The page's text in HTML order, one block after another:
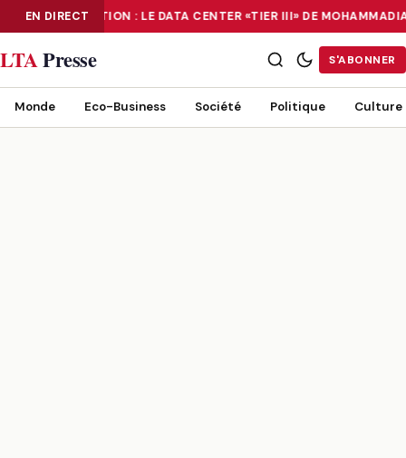
EN DIRECT
NUMÉRISATION : LE DATA CENTER «TIER III» DE
NUMÉRISATION : LE DATA CENTER «TIER III» DE MOHAMMADIA, UN
LTAPresse S'ABONNER
Monde Eco-Business Société Politique Culture